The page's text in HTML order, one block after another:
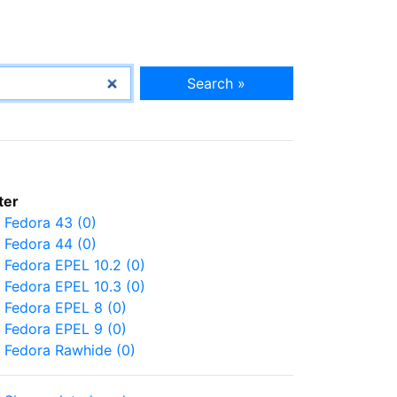
Search »
Fedora 43 (0)
Fedora 44 (0)
Fedora EPEL 10.2 (0)
Fedora EPEL 10.3 (0)
Fedora EPEL 8 (0)
Fedora EPEL 9 (0)
Fedora Rawhide (0)